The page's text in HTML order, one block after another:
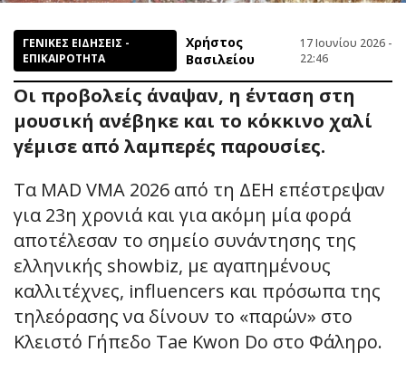
ΓΕΝΙΚΕΣ ΕΙΔΗΣΕΙΣ -
ΕΠΙΚΑΙΡΟΤΗΤΑ
Χρήστος
Βασιλείου
17 Ιουνίου 2026 -
22:46
Οι προβολείς άναψαν, η ένταση στη
μουσική ανέβηκε και το κόκκινο χαλί
γέμισε από λαμπερές παρουσίες.
Τα MAD VMA 2026 από τη ΔΕΗ επέστρεψαν
για 23η χρονιά και για ακόμη μία φορά
αποτέλεσαν το σημείο συνάντησης της
ελληνικής showbiz, με αγαπημένους
καλλιτέχνες, influencers και πρόσωπα της
τηλεόρασης να δίνουν το «παρών» στο
Κλειστό Γήπεδο Tae Kwon Do στο Φάληρο.